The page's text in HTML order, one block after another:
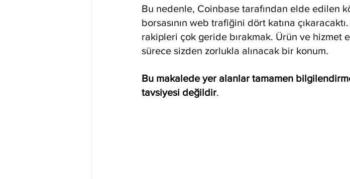
Bu nedenle, Coinbase tarafından elde edilen
borsasının web trafiğini dört katına
rakipleri çok geride bırakmak. Ürün ve hizmet
sürece sizden zorlukla alınacak bir konum.
Bu makalede yer alanlar tamamen
tavsiyesi değildir.